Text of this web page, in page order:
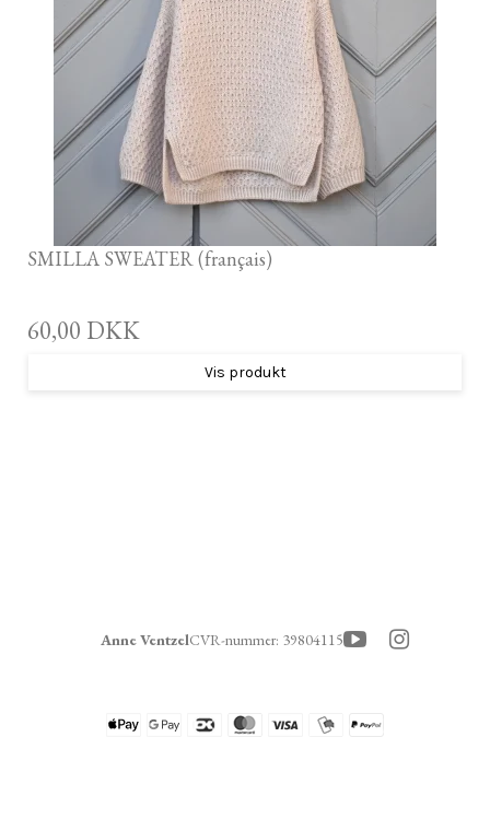
SMILLA SWEATER (français)
60,00 DKK
Vis produkt
Anne VentzelCVR-nummer: 39804115